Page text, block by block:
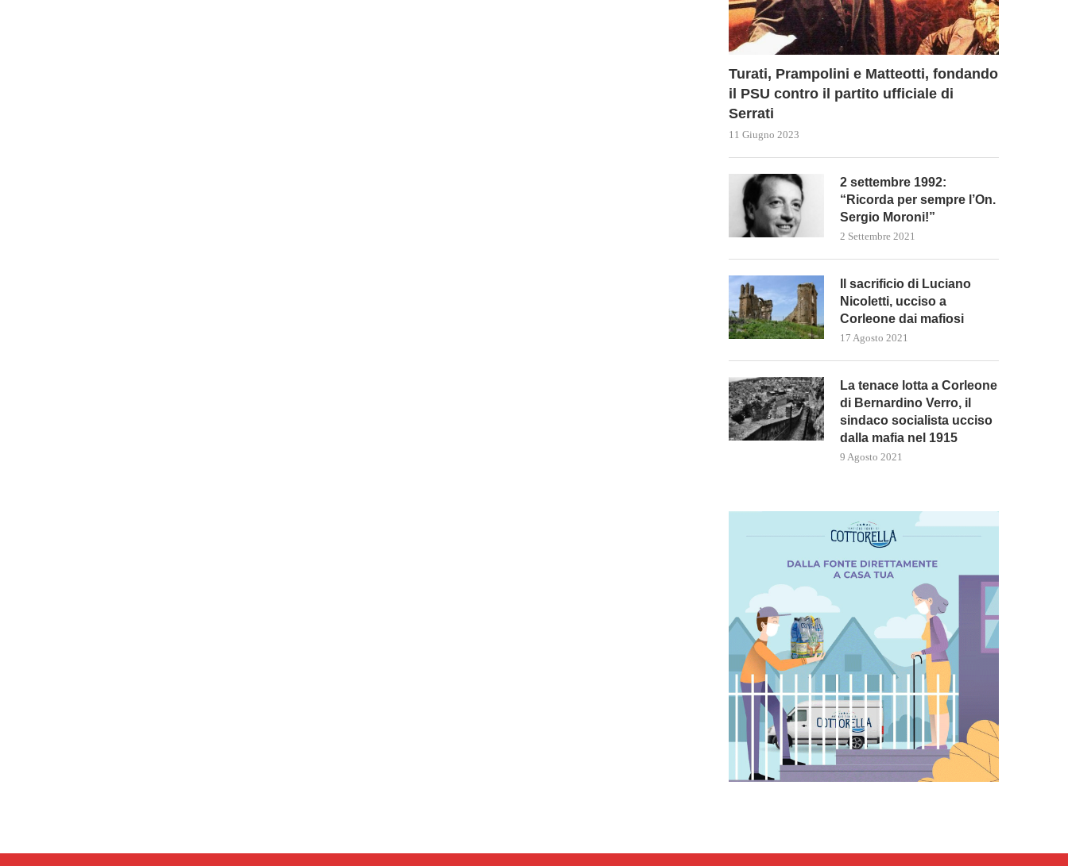
Turati, Prampolini e Matteotti, fondando
il PSU contro il partito ufficiale di
Serrati
11 Giugno 2023
2 settembre 1992:
“Ricorda per sempre l’On.
Sergio Moroni!”
2 Settembre 2021
Il sacrificio di Luciano
Nicoletti, ucciso a
Corleone dai mafiosi
17 Agosto 2021
La tenace lotta a Corleone
di Bernardino Verro, il
sindaco socialista ucciso
dalla mafia nel 1915
9 Agosto 2021